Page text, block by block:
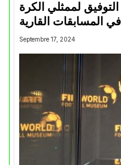
لممثلي الكرة
Septembre 17, 2024